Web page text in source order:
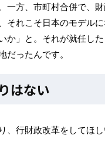
一方、市町村合併で、
それこそ日本のモデル
か」と。それが就任し
だったんです。
はない
、行財政改革をしてほ